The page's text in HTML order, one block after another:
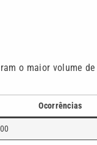
o maior volume
Ocorrências